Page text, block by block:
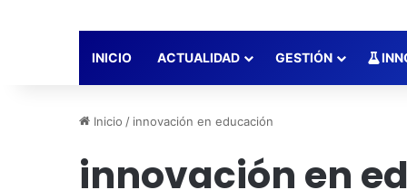
INICIO ACTUALIDAD GESTIÓN
Inicio / innovación en educación
innovación en